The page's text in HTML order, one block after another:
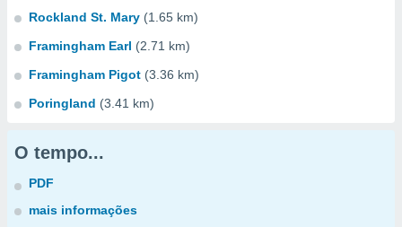
Rockland St. Mary (1.65 km)
Framingham Earl (2.71 km)
Framingham Pigot (3.36 km)
Poringland (3.41 km)
O tempo...
PDF
mais informações